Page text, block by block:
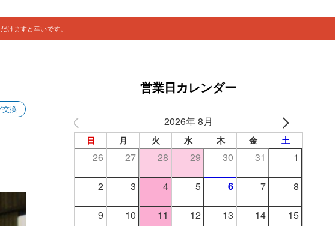
けますと幸いです。
交換
営業日カレンダー
2026年 8月
日 月 火 水 木 金 土
26 27 28 29 30 31 1
2 3 4 5 6 7 8
9 10 11 12 13 14 15